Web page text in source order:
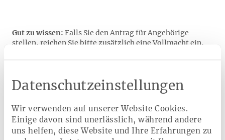
Datenschutzeinstellungen
Wir verwenden auf unserer Website Cookies.
Einige davon sind unerlässlich, während andere
uns helfen, diese Website und Ihre Erfahrungen zu
Gut zu wissen: Falls Sie den Antrag für Angehörige
stellen, reichen Sie bitte zusätzlich eine Vollmacht ein,
Pflegeeinrichtung die pflegebedingten Aufwendungen
bis zur Budgetgrenze sowie den Zuschlag für
gemäß § 43b SGB XI direkt mit uns ab. Sie müssen also
nicht in Vorleistung treten.